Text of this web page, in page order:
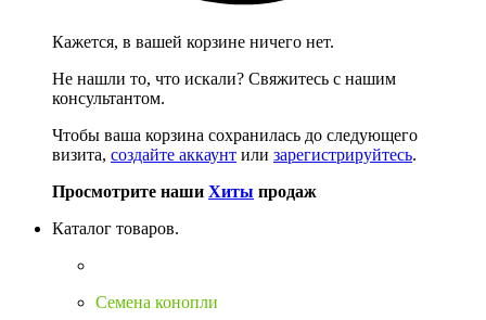
Кажется, в вашей корзине ничего нет.
Не нашли то, что искали? Свяжитесь с нашим
консультантом.
Чтобы ваша корзина сохранилась до следующего
визита, создайте аккаунт или зарегистрируйтесь.
Просмотрите наши Хиты продаж
Каталог товаров.
Семена конопли